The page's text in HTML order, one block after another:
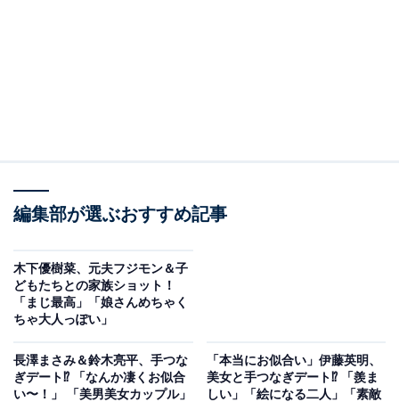
編集部が選ぶおすすめ記事
木下優樹菜、元夫フジモン＆子
どもたちとの家族ショット！
「まじ最高」「娘さんめちゃく
ちゃ大人っぽい」
長澤まさみ＆鈴木亮平、手つな
ぎデート⁉ 「なんか凄くお似合
い〜！」 「美男美女カップル」
「本当にお似合い」伊藤英明、
美女と手つなぎデート⁉ 「羨ま
しい」「絵になる二人」「素敵